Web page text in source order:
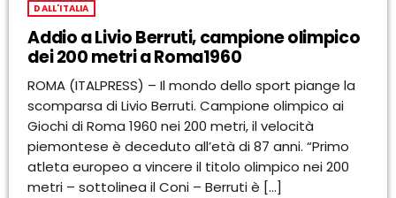
DALL'ITALIA
Addio a Livio Berruti, campione olimpico
dei 200 metri a Roma1960
ROMA (ITALPRESS) – Il mondo dello sport piange la
scomparsa di Livio Berruti. Campione olimpico ai
Giochi di Roma 1960 nei 200 metri, il velocità
piemontese è deceduto all’età di 87 anni. “Primo
atleta europeo a vincere il titolo olimpico nei 200
metri – sottolinea il Coni – Berruti è […]